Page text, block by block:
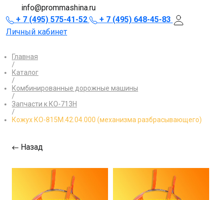
info@prommashina.ru
+ 7 (495) 575-41-52
+ 7 (495) 648-45-83
Личный кабинет
Главная
/
Каталог
/
Комбинированные дорожные машины
/
Запчасти к КО-713Н
/
Кожух КО-815М.42.04.000 (механизма разбрасывающего)
Назад